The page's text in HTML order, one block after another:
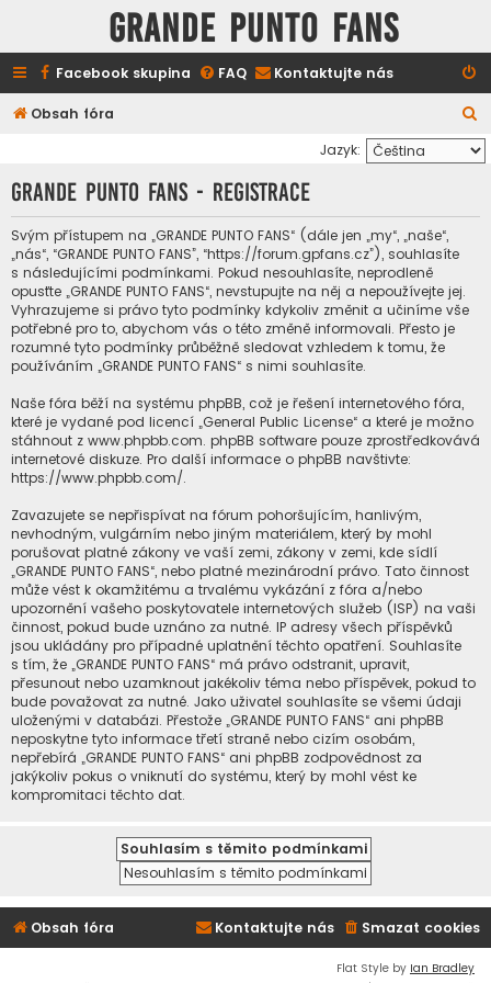
GRANDE PUNTO FANS
Facebook skupina FAQ Kontaktujte nás
Obsah fóra
l
e
Jazyk:
GRANDE PUNTO FANS - Registrace
Svým přístupem na „GRANDE PUNTO FANS“ (dále jen „my“, „naše“,
„nás“, “GRANDE PUNTO FANS”, “https://forum.gpfans.cz”), souhlasíte
s následujícími podmínkami. Pokud nesouhlasíte, neprodleně
opusťte „GRANDE PUNTO FANS“, nevstupujte na něj a nepoužívejte jej.
Vyhrazujeme si právo tyto podmínky kdykoliv změnit a učiníme vše
potřebné pro to, abychom vás o této změně informovali. Přesto je
rozumné tyto podmínky průběžně sledovat vzhledem k tomu, že
používáním „GRANDE PUNTO FANS“ s nimi souhlasíte.
Naše fóra běží na systému phpBB, což je řešení internetového fóra,
které je vydané pod licencí „General Public License“ a které je možno
stáhnout z www.phpbb.com. phpBB software pouze zprostředkovává
internetové diskuze. Pro další informace o phpBB navštivte:
https://www.phpbb.com/.
Zavazujete se nepřispívat na fórum pohoršujícím, hanlivým,
nevhodným, vulgárním nebo jiným materiálem, který by mohl
porušovat platné zákony ve vaší zemi, zákony v zemi, kde sídlí
„GRANDE PUNTO FANS“, nebo platné mezinárodní právo. Tato činnost
může vést k okamžitému a trvalému vykázání z fóra a/nebo
upozornění vašeho poskytovatele internetových služeb (ISP) na vaši
činnost, pokud bude uznáno za nutné. IP adresy všech příspěvků
jsou ukládány pro případné uplatnění těchto opatření. Souhlasíte
s tím, že „GRANDE PUNTO FANS“ má právo odstranit, upravit,
přesunout nebo uzamknout jakékoliv téma nebo příspěvek, pokud to
bude považovat za nutné. Jako uživatel souhlasíte se všemi údaji
uloženými v databázi. Přestože „GRANDE PUNTO FANS“ ani phpBB
neposkytne tyto informace třetí straně nebo cizím osobám,
nepřebírá „GRANDE PUNTO FANS“ ani phpBB zodpovědnost za
jakýkoliv pokus o vniknutí do systému, který by mohl vést ke
kompromitaci těchto dat.
Obsah fóra Smazat cookies
Kontaktujte nás
Flat Style by Ian Bradley